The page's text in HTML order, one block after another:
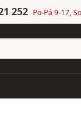
252 Po-Pá 9-17,